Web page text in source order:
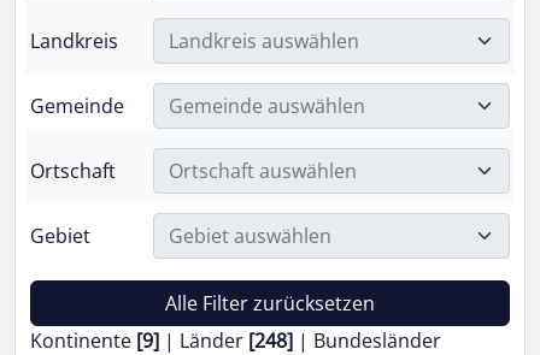
Landkreis Landkreis auswählen
Gemeinde Gemeinde auswählen
Ortschaft Ortschaft auswählen
Gebiet Gebiet auswählen
Alle Filter zurücksetzen
Kontinente [9] Länder [248]
Bundesländer